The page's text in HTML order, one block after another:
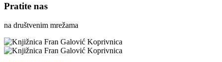
Pratite nas
na društvenim mrežama